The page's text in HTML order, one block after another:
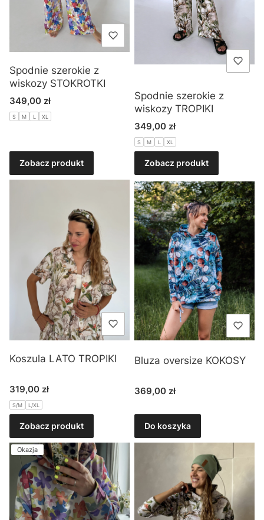
Spodnie szerokie z
wiskozy STOKROTKI
Cena
349,00 zł
S M L XL
Zobacz produkt
Spodnie szerokie z
wiskozy TROPIKI
Cena
349,00 zł
S M L XL
Zobacz produkt
Koszula LATO TROPIKI
Cena
319,00 zł
S/M L/XL
Zobacz produkt
Bluza oversize KOKOSY
Cena
369,00 zł
Do koszyka
Okazja